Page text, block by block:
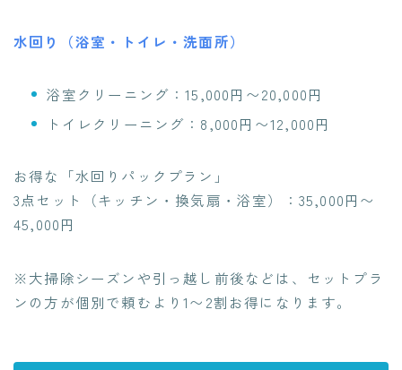
水回り（浴室・トイレ・洗面所）
浴室クリーニング：15,000円〜20,000円
トイレクリーニング：8,000円〜12,000円
お得な「水回りパックプラン」
3点セット（キッチン・換気扇・浴室）：35,000円〜
45,000円
※大掃除シーズンや引っ越し前後などは、セットプラ
ンの方が個別で頼むより1〜2割お得になります。